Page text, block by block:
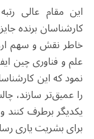
این مقام عالی
کارشناسان برنده
خاطر نقش و سهم
علم و فناوری چین
نمود که این
را عمیق‌تر سازند،
یکدیگر برطرف
برای بشریت یاری